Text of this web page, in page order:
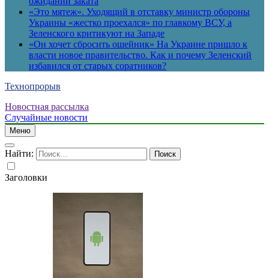
«Это мятеж». Уходящий в отставку министр обороны
Украины «жестко проехался» по главкому ВСУ, а
Зеленского критикуют на Западе
«Он хочет сбросить ошейник» На Украине пришло к
власти новое правительство. Как и почему Зеленский
избавился от старых соратников?
Технопрорыв
Новостная рассылка
Случайные новости
Меню
Найти:
Заголовки